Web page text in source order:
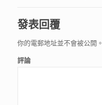
發表回覆
你的電郵地址並不會被公開。
評論